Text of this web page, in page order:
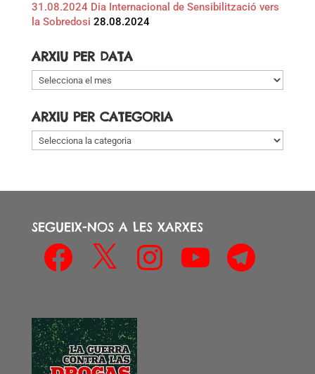
31.08.2024 Dia Internacional de Sensibilització vers
la Sobredosi 28.08.2024
ARXIU PER DATA
Arxiu
per
ARXIU PER CATEGORIA
Arxiu
per
SEGUEIX-NOS A LES XARXES
Facebook Instagram Telegram